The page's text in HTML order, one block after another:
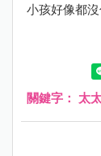
小孩好像都沒
關鍵字： 太